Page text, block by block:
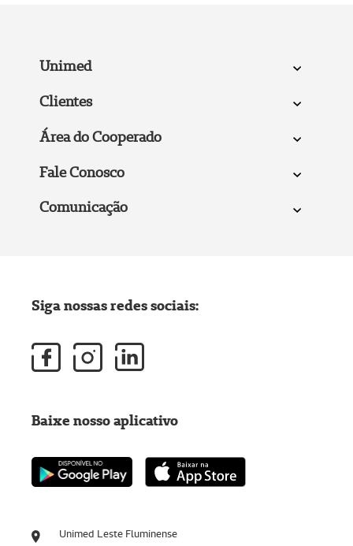
Unimed
Clientes
Área do Cooperado
Fale Conosco
Comunicação
Unimed Leste Fluminense
Siga nossas redes sociais:
Baixe nosso aplicativo